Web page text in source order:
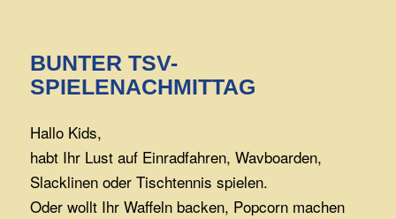
BUNTER TSV-
SPIELENACHMITTAG
Hallo Kids,
habt Ihr Lust auf Einradfahren, Wavboarden,
Slacklinen oder Tischtennis spielen.
Oder wollt Ihr Waffeln backen, Popcorn machen